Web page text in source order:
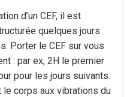
d’un CEF, il est
quelques jours
Porter le CEF sur vous
: par ex, 2H le premier
pour les jours suivants.
corps aux vibrations du